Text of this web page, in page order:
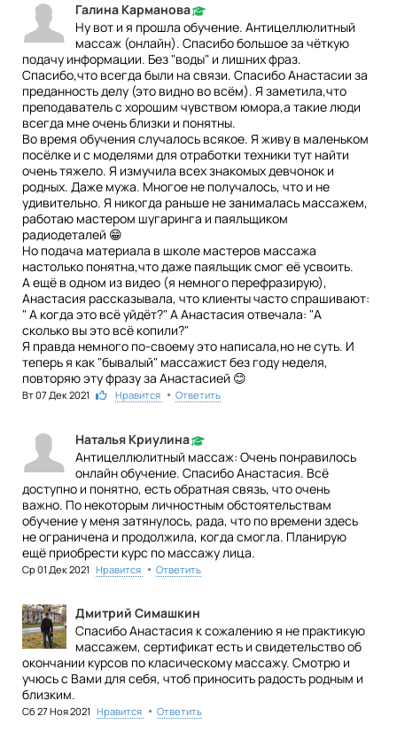
Галина Карманова
Ну вот и я прошла обучение. Антицеллюлитный
массаж (онлайн). Спасибо большое за чёткую
подачу информации. Без "воды" и лишних фраз.
Спасибо,что всегда были на связи. Спасибо Анастасии за
преданность делу (это видно во всём). Я заметила,что
преподаватель с хорошим чувством юмора,а такие люди
всегда мне очень близки и понятны.
Во время обучения случалось всякое. Я живу в маленьком
посёлке и с моделями для отработки техники тут найти
очень тяжело. Я измучила всех знакомых девчонок и
родных. Даже мужа. Многое не получалось, что и не
удивительно. Я никогда раньше не занималась массажем,
работаю мастером шугаринга и паяльщиком
радиодеталей 😁
Но подача материала в школе мастеров массажа
настолько понятна,что даже паяльщик смог её усвоить.
А ещё в одном из видео (я немного перефразирую),
Анастасия рассказывала, что клиенты часто спрашивают:
" А когда это всё уйдёт?" А Анастасия отвечала: "А
сколько вы это всё копили?"
Я правда немного по-своему это написала,но не суть. И
теперь я как "бывалый" массажист без году неделя,
повторяю эту фразу за Анастасией 😊
Вт 07 Дек 2021 Нравится • Ответить
Наталья Криулина
Антицеллюлитный массаж: Очень понравилось
онлайн обучение. Спасибо Анастасия. Всё
доступно и понятно, есть обратная связь, что очень
важно. По некоторым личностным обстоятельствам
обучение у меня затянулось, рада, что по времени здесь
не ограничена и продолжила, когда смогла. Планирую
ещё приобрести курс по массажу лица.
Ср 01 Дек 2021 Нравится • Ответить
Дмитрий Симашкин
Спасибо Анастасия к сожалению я не практикую
массажем, сертификат есть и свидетельство об
окончании курсов по класическому массажу. Смотрю и
учюсь с Вами для себя, чтоб приносить радость родным и
близким.
Сб 27 Ноя 2021 Нравится • Ответить